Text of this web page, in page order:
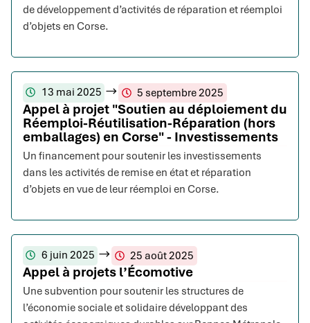
de développement d’activités de réparation et réemploi
d’objets en Corse.
13 mai 2025 5 septembre 2025
Appel à projet "Soutien au déploiement du
Réemploi-Réutilisation-Réparation (hors
emballages) en Corse" - Investissements
Un financement pour soutenir les investissements
dans les activités de remise en état et réparation
d’objets en vue de leur réemploi en Corse.
6 juin 2025 25 août 2025
Appel à projets l’Écomotive
Une subvention pour soutenir les structures de
l’économie sociale et solidaire développant des